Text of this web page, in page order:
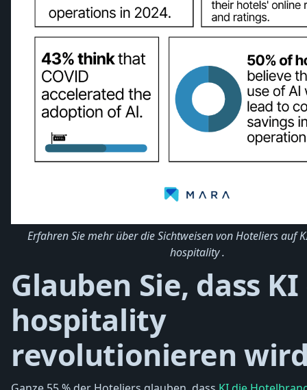
Erfahren Sie mehr über die Sichtweisen von Hoteliers auf
hospitality .
Glauben Sie, dass
hospitality
revolutionieren